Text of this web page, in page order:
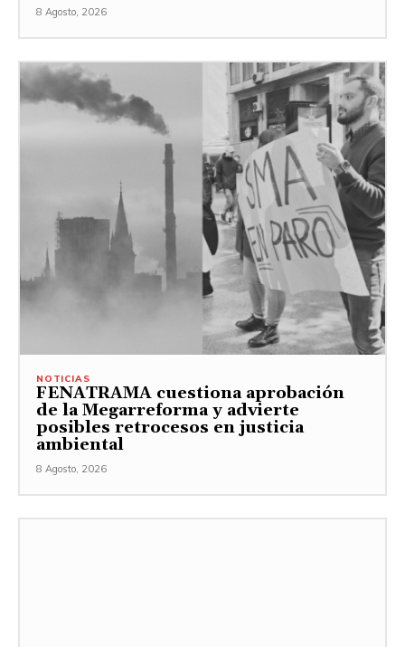
8 Agosto, 2026
NOTICIAS
FENATRAMA cuestiona aprobación
de la Megarreforma y advierte
posibles retrocesos en justicia
ambiental
8 Agosto, 2026